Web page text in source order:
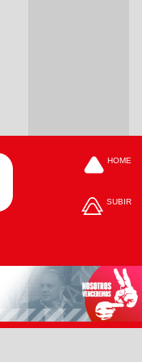
HOME
SUBIR